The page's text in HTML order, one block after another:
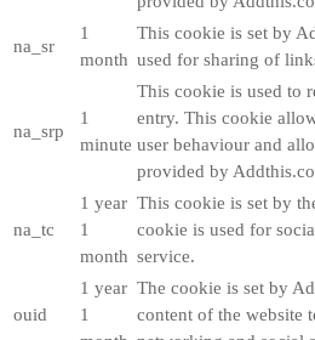
na_sr
1
month
This cookie is set by
used for sharing of
na_srp
1
minute
This cookie is used to
entry. This cookie
user behaviour and
provided by
na_tc
1 year
1
month
This cookie is set by
cookie is used for
service.
ouid
1 year
1
The cookie is set by
content of the website